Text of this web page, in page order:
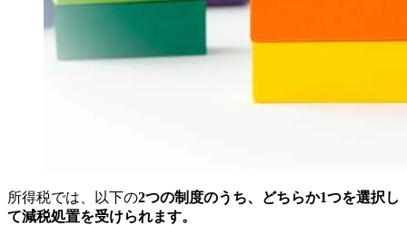
所得税では、以下の2つの制度のうち、どちらか1つを選択し
て減税処置を受けられます。